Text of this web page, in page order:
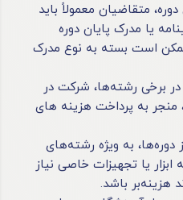
متقاضیان معمولاً باید
یا مدرک پایان دوره
است بسته به نوع مدرک
در برخی رشته‌ها، شرکت در
منجر به پرداخت هزینه‌ های
دوره‌ها، به ویژه رشته‌های
یا تجهیزات خاصی نیاز
هزینه‌بر باشد.